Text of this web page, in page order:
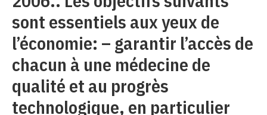
sont essentiels aux yeux de
l’économie: – garantir l’accès de
chacun à une médecine de
qualité et au progrès
technologique, en particulier